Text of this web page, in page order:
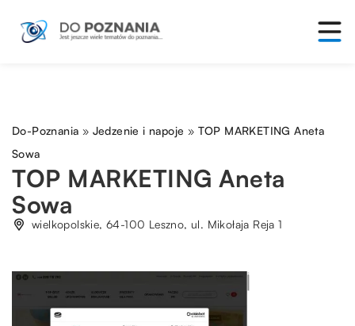
Do-Poznania » Jedzenie i napoje » TOP MARKETING Aneta
Sowa
TOP MARKETING Aneta
Sowa
wielkopolskie, 64-100 Leszno, ul. Mikołaja Reja 1